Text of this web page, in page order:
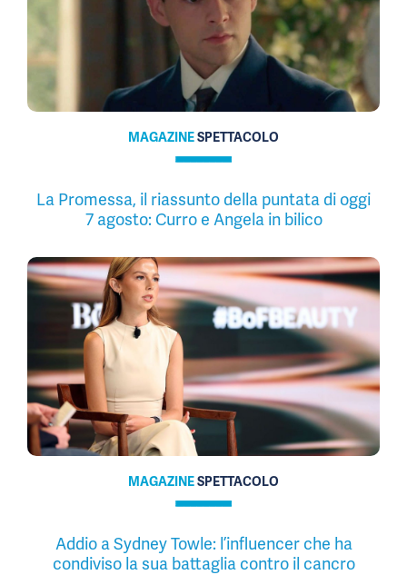
MAGAZINESPETTACOLO
La Promessa, il riassunto della puntata di oggi
7 agosto: Curro e Angela in bilico
MAGAZINESPETTACOLO
Addio a Sydney Towle: l’influencer che ha
condiviso la sua battaglia contro il cancro